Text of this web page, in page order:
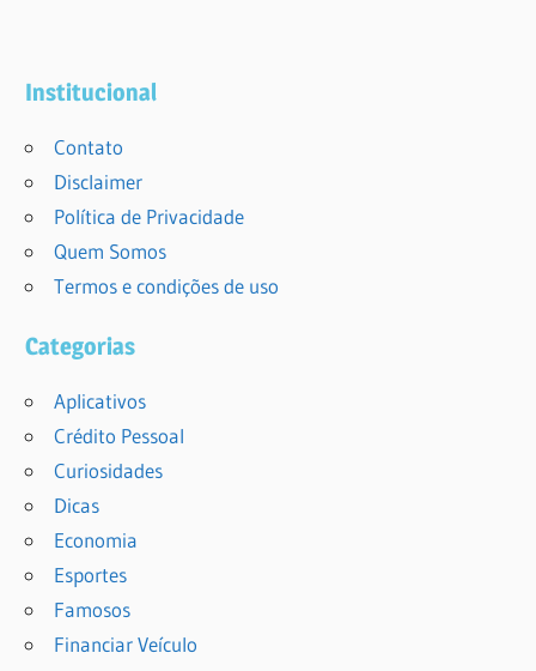
Institucional
Contato
Disclaimer
Política de Privacidade
Quem Somos
Termos e condições de uso
Categorias
Aplicativos
Crédito Pessoal
Curiosidades
Dicas
Economia
Esportes
Famosos
Financiar Veículo